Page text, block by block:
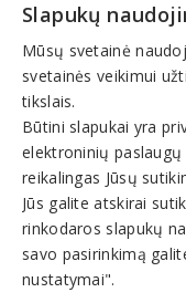
+370 (684) 16460
Atd.lt, MB -
krūmų
įrengimas
Santariškių g. 39 D-
+370 (657)
Slapukų
Mūsų svetainė
svetainės veikimui
tikslais.
Būtini slapukai yra
elektroninių paslaugų
reikalingas Jūsų
Jūs galite atskirai
rinkodaros slapukų
savo pasirinkimą
nustatymai".